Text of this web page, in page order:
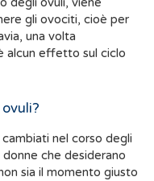
gli ovociti, cioè per
una volta
alcun effetto sul ciclo
nel corso degli
che desiderano
sia il momento giusto